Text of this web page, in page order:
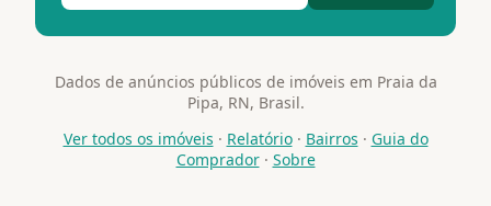
Dados de anúncios públicos de imóveis em Praia da
Pipa, RN, Brasil.
Ver todos os imóveis · Relatório· Bairros · Guia do
Comprador· Sobre